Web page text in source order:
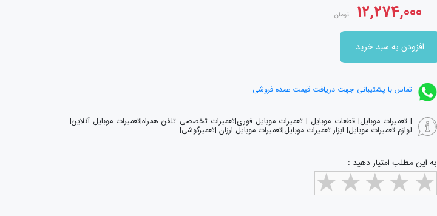
12,274,000 تومان
افزودن به سبد خرید
تماس با پشتیبانی جهت دریافت قیمت عمده فروشی
| تعمیرات موبایل| قطعات موبایل | تعمیرات موبایل فوری|تعمیرات تخصصی تلفن همراه|تعمیرات موبایل آنلاین|
لوازم تعمیرات موبایل| ابزار تعمیرات موبایل|تعمیرات موبایل ارزان |تعمیرگوشی|
به این مطلب امتیاز دهید :